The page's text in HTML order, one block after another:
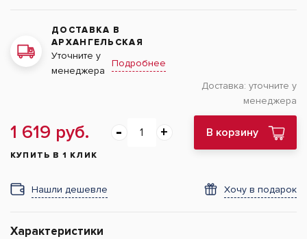
ДОСТАВКА В
АРХАНГЕЛЬСКАЯ
Уточните у
менеджера
Подробнее
Доставка: уточните у
менеджера
1 619 руб. В корзину
КУПИТЬ В 1 КЛИК
Нашли дешевле Хочу в подарок
Характеристики